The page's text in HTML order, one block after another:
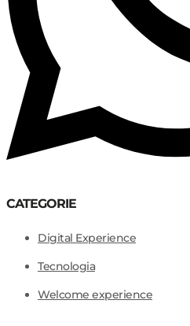
CATEGORIE
Digital Experience
Tecnologia
Welcome experience